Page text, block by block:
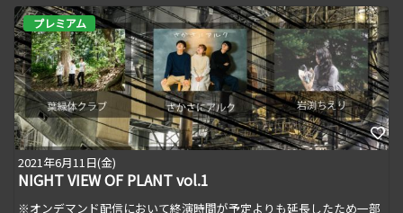
プレミアム
2021年6月11日(金)
NIGHT VIEW OF PLANT vol.1
※オンデマンド配信において終演時間が予定よりも延長したため一部